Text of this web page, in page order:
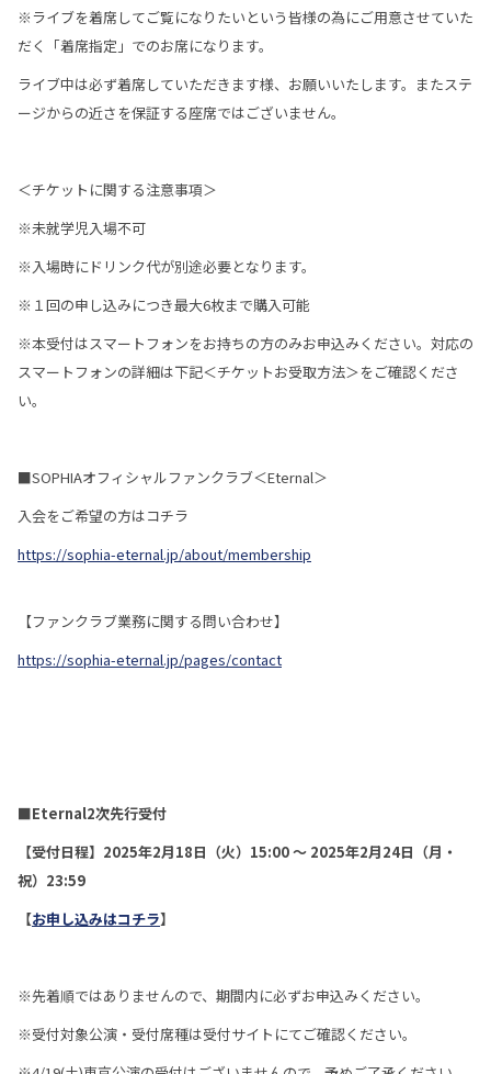
※ライブを着席してご覧になりたいという皆様の為にご用意させていた
だく「着席指定」でのお席になります。
ライブ中は必ず着席していただきます様、お願いいたします。またステ
ージからの近さを保証する座席ではございません。
＜チケットに関する注意事項＞
※未就学児入場不可
※入場時にドリンク代が別途必要となります。
※１回の申し込みにつき最大6枚まで購入可能
※本受付はスマートフォンをお持ちの方のみお申込みください。対応の
スマートフォンの詳細は下記＜チケットお受取方法＞をご確認くださ
い。
■SOPHIAオフィシャルファンクラブ＜Eternal＞
入会をご希望の方はコチラ
https://sophia-eternal.jp/about/membership
【ファンクラブ業務に関する問い合わせ】
https://sophia-eternal.jp/pages/contact
■Eternal2次先行受付
【受付日程】2025年2月18日（火）15:00 〜 2025年2月24日（月・
祝）23:59
【お申し込みはコチラ】
※先着順ではありませんので、期間内に必ずお申込みください。
※受付対象公演・受付席種は受付サイトにてご確認ください。